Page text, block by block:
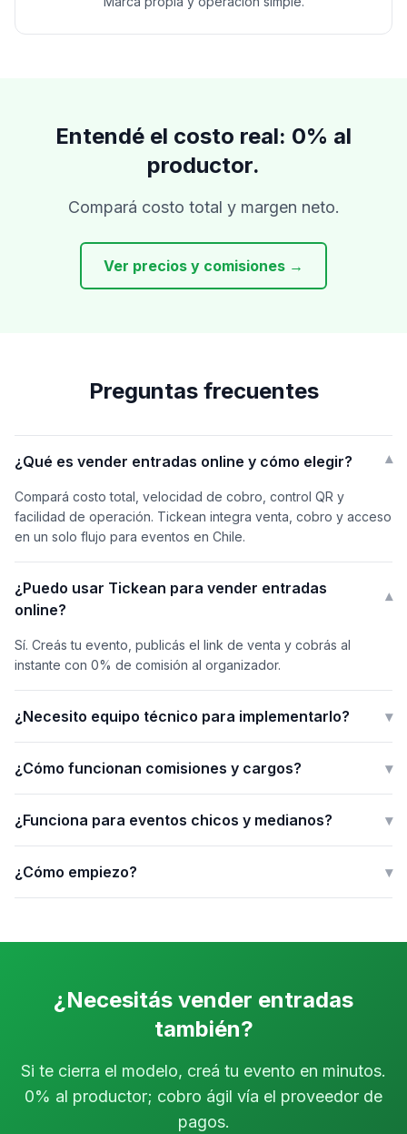
Entendé el costo real: 0% al
productor.
Compará costo total y margen neto.
Ver precios y comisiones →
Preguntas frecuentes
¿Qué es vender entradas online y cómo elegir? ▾
Compará costo total, velocidad de cobro, control QR y
facilidad de operación. Tickean integra venta, cobro y acceso
en un solo flujo para eventos en Chile.
¿Puedo usar Tickean para vender entradas
online?
▾
Sí. Creás tu evento, publicás el link de venta y cobrás al
instante con 0% de comisión al organizador.
¿Necesito equipo técnico para implementarlo? ▾
¿Cómo funcionan comisiones y cargos? ▾
¿Funciona para eventos chicos y medianos? ▾
¿Cómo empiezo? ▾
¿Necesitás vender entradas
también?
Si te cierra el modelo, creá tu evento en minutos.
0% al productor; cobro ágil vía el proveedor de
pagos.